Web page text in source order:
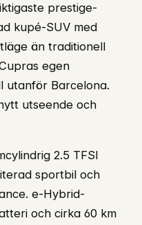
prestige-
kupé-SUV med
än traditionell
egen
utanför Barcelona.
utseende och
2.5 TFSI
sportbil och
e-Hybrid-
och cirka 60 km